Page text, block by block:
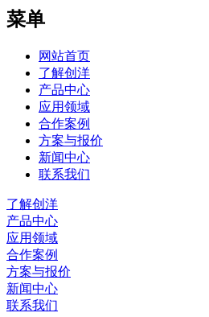
菜单
网站首页
了解创洋
产品中心
应用领域
合作案例
方案与报价
新闻中心
联系我们
了解创洋
产品中心
应用领域
合作案例
方案与报价
新闻中心
联系我们